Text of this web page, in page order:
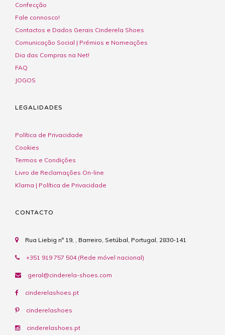
Confecção
Fale connosco!
Contactos e Dados Gerais Cinderela Shoes
Comunicação Social | Prémios e Nomeações
Dia das Compras na Net!
FAQ
JOGOS
LEGALIDADES
Política de Privacidade
Cookies
Termos e Condições
Livro de Reclamações On-line
Klarna | Política de Privacidade
CONTACTO
Rua Liebig nº 19, , Barreiro, Setúbal, Portugal, 2830-141
+351 919 757 504 (Rede móvel nacional)
geral@cinderela-shoes.com
cinderelashoes.pt
cinderelashoes
cinderelashoes.pt